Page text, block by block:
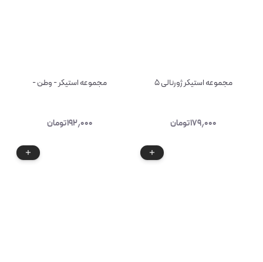
مجموعه استیکر ژورنالی ۵
۱۷۹٫۰۰۰تومان
مجموعه استیکر - وطن -
۱۹۲٫۰۰۰تومان